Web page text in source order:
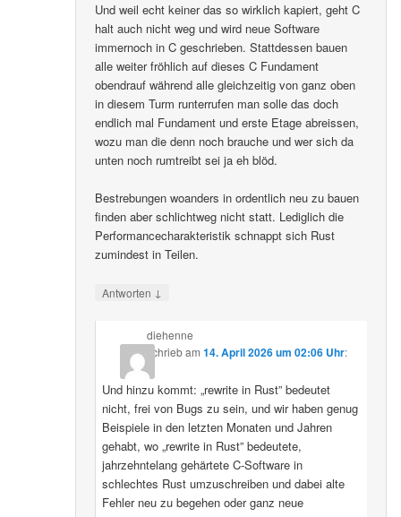
Und weil echt keiner das so wirklich kapiert, geht C
halt auch nicht weg und wird neue Software
immernoch in C geschrieben. Stattdessen bauen
alle weiter fröhlich auf dieses C Fundament
obendrauf während alle gleichzeitig von ganz oben
in diesem Turm runterrufen man solle das doch
endlich mal Fundament und erste Etage abreissen,
wozu man die denn noch brauche und wer sich da
unten noch rumtreibt sei ja eh blöd.
Bestrebungen woanders in ordentlich neu zu bauen
finden aber schlichtweg nicht statt. Lediglich die
Performancecharakteristik schnappt sich Rust
zumindest in Teilen.
Antworten ↓
diehenne
schriebam 14. April 2026 um 02:06 Uhr:
Und hinzu kommt: „rewrite in Rust” bedeutet
nicht, frei von Bugs zu sein, und wir haben genug
Beispiele in den letzten Monaten und Jahren
gehabt, wo „rewrite in Rust” bedeutete,
jahrzehntelang gehärtete C-Software in
schlechtes Rust umzuschreiben und dabei alte
Fehler neu zu begehen oder ganz neue